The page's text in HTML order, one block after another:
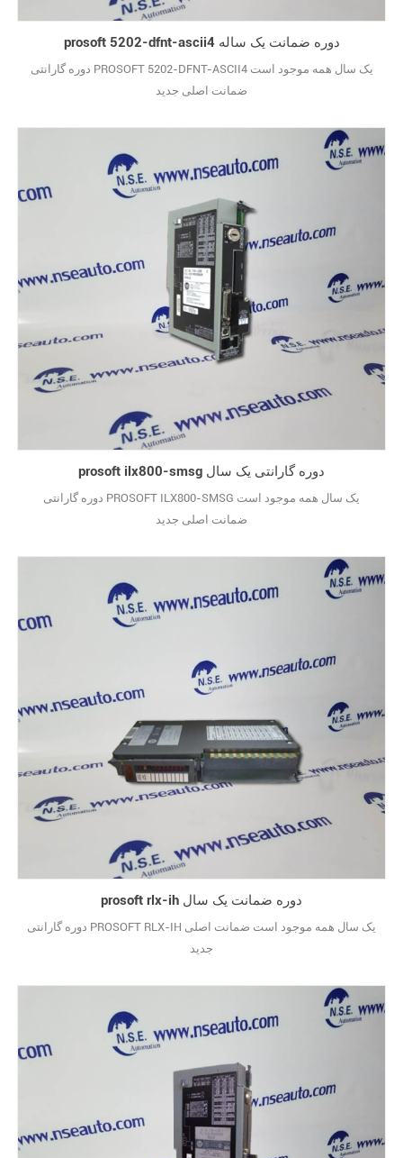
prosoft 5202-dfnt-ascii4 دوره ضمانت یک ساله
دوره گارانتی PROSOFT 5202-DFNT-ASCII4 یک سال همه موجود است
ضمانت اصلی جدید
prosoft ilx800-smsg دوره گارانتی یک سال
دوره گارانتی PROSOFT ILX800-SMSG یک سال همه موجود است
ضمانت اصلی جدید
prosoft rlx-ih دوره ضمانت یک سال
دوره گارانتی PROSOFT RLX-IH یک سال همه موجود است ضمانت اصلی
جدید